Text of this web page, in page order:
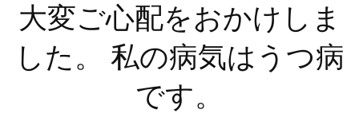
大変ご心配をおかけしま
した。 私の病気はうつ病
です。